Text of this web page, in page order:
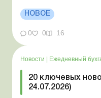
положении Для сельхозпредприятий и ФЛП введены
новые разовые
изменяется порядок
работы в стр...
НОВОЕ
0 0 16
Новости Ежедневный
20 ключевых
24.07.2026)